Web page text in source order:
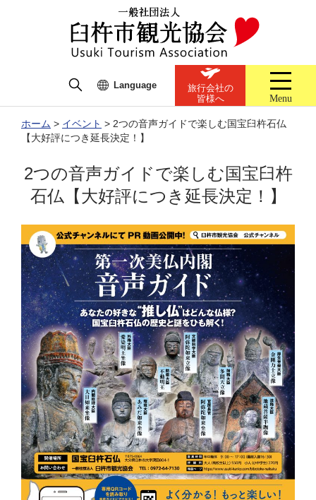
Language
旅行会社の
皆様へ
Menu
ホーム > イベント > 2つの音声ガイドで楽しむ国宝臼杵石仏
【大好評につき延長決定！】
2つの音声ガイドで楽しむ国宝臼杵
石仏【大好評につき延長決定！】